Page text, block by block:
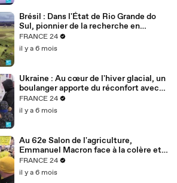
Brésil : Dans l'État de Rio Grande do
Sul, pionnier de la recherche en
agriculture durable
FRANCE 24
il y a 6 mois
Ukraine : Au cœur de l'hiver glacial, un
boulanger apporte du réconfort avec
son pain
FRANCE 24
il y a 6 mois
Au 62e Salon de l'agriculture,
Emmanuel Macron face à la colère et
aux inquiétudes des agriculteurs
FRANCE 24
il y a 6 mois